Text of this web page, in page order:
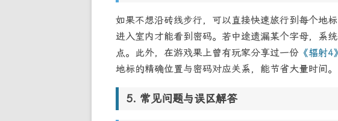
如果不想沿砖线步行，可以直接快速旅行到每个地
进入室内才能看到密码。若中途遗漏某个字母，系
点。此外，在游戏果上曾有玩家分享过一份 《辐射
地标的精确位置与密码对应关系，能节省大量时间。
常见问题与误区解答